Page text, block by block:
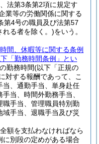
法第3条第2項に規定す
業等の労働関係に関する
第4号の職員及び法第57
れる者を除く。)をいう。
間、休暇等に関する条例
「勤務時間条例」とい
勤務時間(以下「正規の
対する報酬であって、こ
、通勤手当、単身赴任
当、時間外勤務手当、
手当、管理職員特別勤
手当、退職手当及び災
額を支払わなければなら
別段の定めがある場合